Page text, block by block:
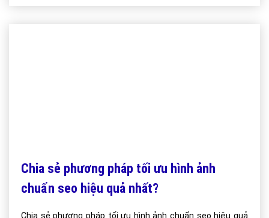
Chia sẻ phương pháp tối ưu hình ảnh
chuẩn seo hiệu quả nhất?
Chia sẻ phương pháp tối ưu hình ảnh chuẩn seo hiệu quả